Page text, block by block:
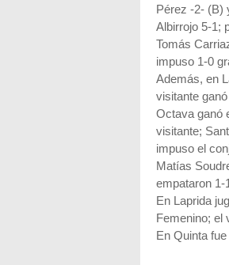
Pérez -2- (B)
Albirrojo 5-1;
Tomás
impuso 1-0
Además, en
visitante
Octava ganó
visitante;
impuso el
Matías
empataron 1-
En Laprida
Femenino; el
En Quinta